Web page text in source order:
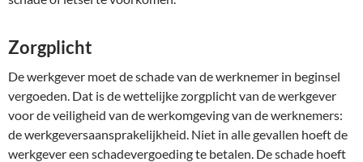
Zorgplicht
De werkgever moet de schade van de werknemer in beginsel
vergoeden. Dat is de wettelijke zorgplicht van de werkgever
voor de veiligheid van de werkomgeving van de werknemers:
de werkgeversaansprakelijkheid. Niet in alle gevallen hoeft de
werkgever een schadevergoeding te betalen. De schade hoeft